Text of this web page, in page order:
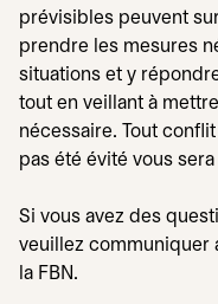
prévisibles peuvent
prendre les mesures
situations et y
tout en veillant à
nécessaire. Tout
pas été évité vous
Si vous avez des
veuillez communiquer
la FBN.